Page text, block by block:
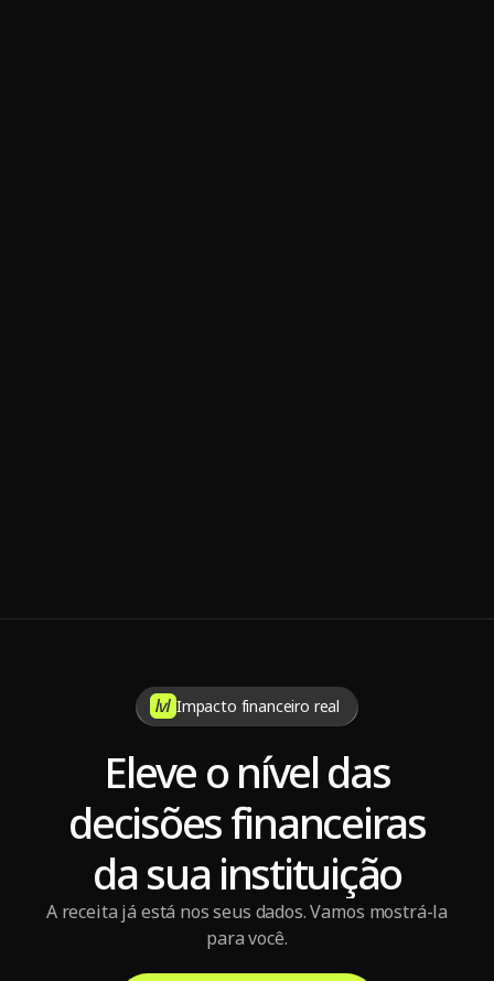
Impacto financeiro real
Eleve o nível das
decisões financeiras
da sua instituição
A receita já está nos seus dados. Vamos mostrá-la
para você.